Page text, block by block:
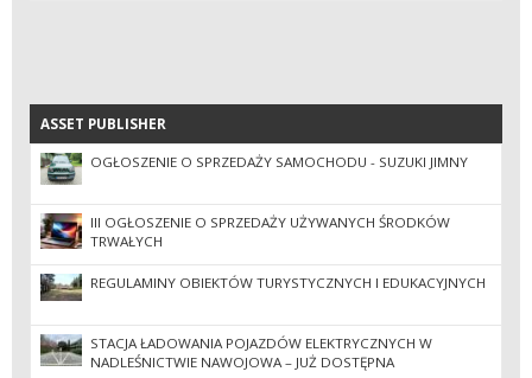
ASSET PUBLISHER
ASSET PUBLISHER
OGŁOSZENIE O SPRZEDAŻY SAMOCHODU - SUZUKI JIMNY
III OGŁOSZENIE O SPRZEDAŻY UŻYWANYCH ŚRODKÓW
TRWAŁYCH
REGULAMINY OBIEKTÓW TURYSTYCZNYCH I EDUKACYJNYCH
STACJA ŁADOWANIA POJAZDÓW ELEKTRYCZNYCH W
NADLEŚNICTWIE NAWOJOWA – JUŻ DOSTĘPNA